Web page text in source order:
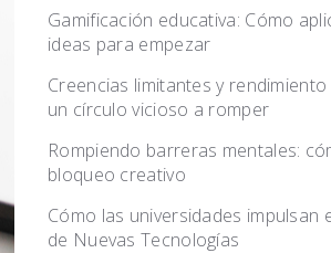
Gamificación educativa: Cómo
ideas para empezar
Creencias limitantes y
un círculo vicioso a romper
Rompiendo barreras mentales:
bloqueo creativo
Cómo las universidades impulsan
de Nuevas Tecnologías